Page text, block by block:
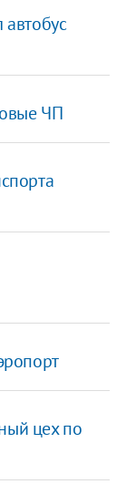
ЧП
цех по